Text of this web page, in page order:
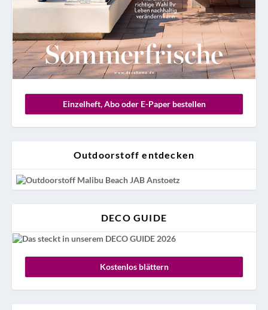
Einzelheft, Abo oder E-Paper bestellen
Outdoorstoff entdecken
DECO GUIDE
Kostenlos blättern